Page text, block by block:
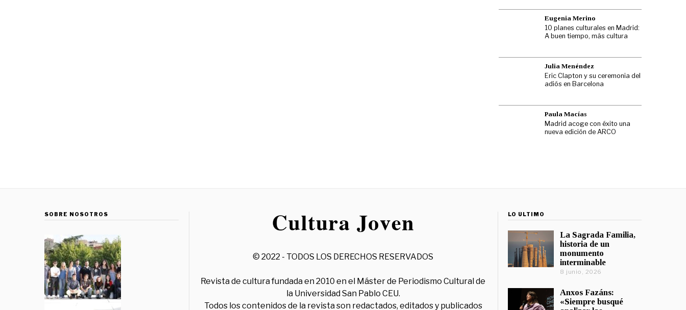
Eugenia Merino
10 planes culturales en Madrid:
A buen tiempo, más cultura
Julia Menéndez
Eric Clapton y su ceremonia del
adiós en Barcelona
Paula Macías
Madrid acoge con éxito una
nueva edición de ARCO
SOBRE NOSOTROS
© 2022 - TODOS LOS DERECHOS RESERVADOS
Revista de cultura fundada en 2010 en el Máster de Periodismo Cultural de
la Universidad San Pablo CEU.
Todos los contenidos de la revista son redactados, editados y publicados
LO ÚLTIMO
La Sagrada Familia,
historia de un
monumento
interminable
8 junio, 2026
Anxos Fazáns:
«Siempre busqué